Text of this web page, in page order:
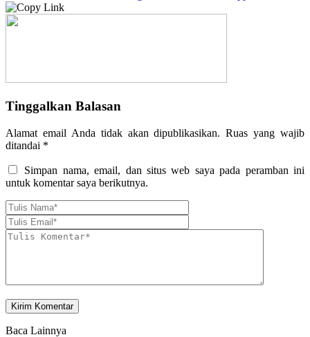
Tinggalkan Balasan
Alamat email Anda tidak akan dipublikasikan. Ruas yang wajib
ditandai *
Simpan nama, email, dan situs web saya pada peramban ini
untuk komentar saya berikutnya.
Baca Lainnya